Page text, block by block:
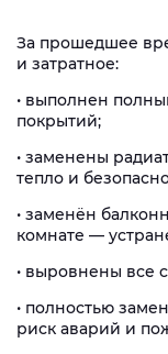
За прошедшее
и затратное:
• выполнен
покрытий;
• заменены
тепло и
• заменён
комнате —
• выровнены все
• полностью
риск аварий и